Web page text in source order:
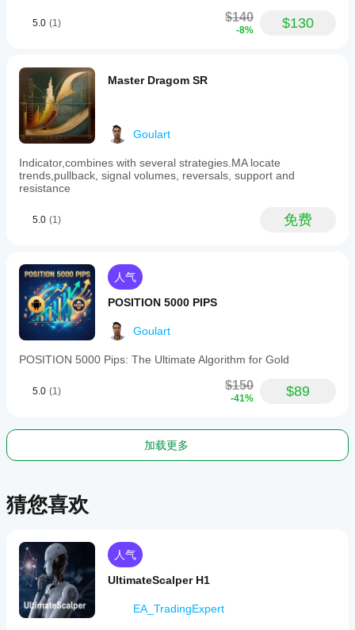
5.0 (1) $140
-8% $130
Master Dragom SR
Goulart
Indicator,combines with several strategies.MA locate
trends,pullback, signal volumes, reversals, support and
resistance
5.0 (1) 免费
人气
POSITION 5000 PIPS
Goulart
POSITION 5000 Pips: The Ultimate Algorithm for Gold
5.0 (1) $150
-41% $89
加载更多
猜您喜欢
人气
UltimateScalper H1
EA_TradingExpert